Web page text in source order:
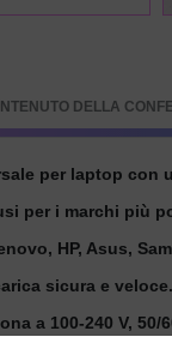
DELLA
per laptop con
per i marchi più
HP, Asus,
sicura e veloce.
a 100-240 V, 50/